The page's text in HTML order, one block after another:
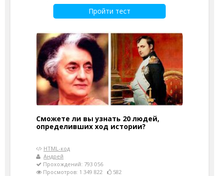
Пройти тест
Сможете ли вы узнать 20 людей,
определивших ход истории?
HTML-код
Андрей
Прохождений: 793 056
Просмотров: 1 349 822
582